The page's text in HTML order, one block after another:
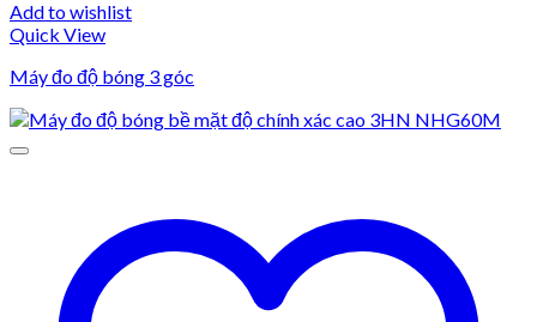
Add to wishlist
Quick View
Máy đo độ bóng 3 góc